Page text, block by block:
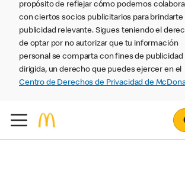
propósito de reflejar cómo podemos
con ciertos socios publicitarios para brindarte
publicidad relevante. Sigues teniendo el
de optar por no autorizar que tu información
personal se comparta con fines de publicidad
dirigida, un derecho que puedes ejercer en el
Centro de Derechos de Privacidad de